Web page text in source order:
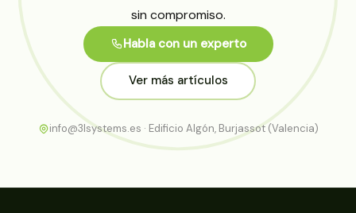
sin compromiso.
Habla con un experto
Ver más artículos
info@3lsystems.es · Edificio Algón, Burjassot (Valencia)